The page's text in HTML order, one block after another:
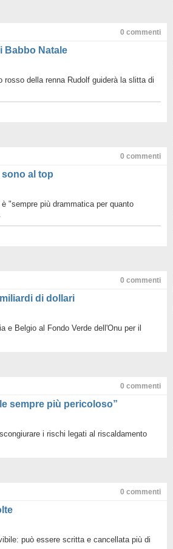
0 commenti
Babbo Natale
rosso della renna Rudolf guiderà la slitta di
0 commenti
al top
"sempre più drammatica per quanto
0 commenti
di dollari
e Belgio al Fondo Verde dell'Onu per il
0 commenti
sempre più pericoloso”
i rischi legati al riscaldamento
0 commenti
può essere scritta e cancellata più di